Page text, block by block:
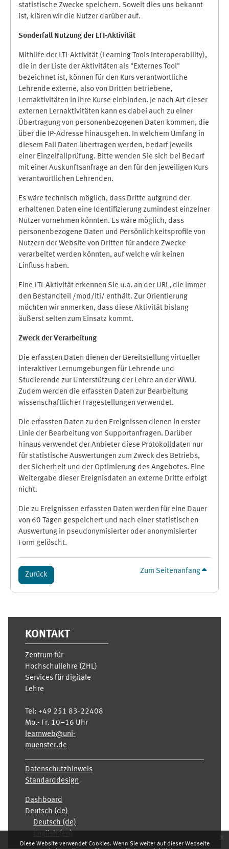
Diese Website verwendet Cookies. Wenn Sie weiter auf dieser Webseite
x
statistische Zwecke speichern. Soweit dies uns bekannt
ist, klären wir die Nutzer darüber auf.
Sonderfall Nutzung der LTI-Aktivität
Mithilfe der LTI-Aktivität (Learning Tools Interoperability),
die in der Liste der Aktivitäten als "Externes Tool"
bezeichnet ist, können für den Kurs verantwortliche
Lehrende externe, also von Dritten betriebene,
Lernaktivitäten in ihre Kurse einbinden. Je nach Art dieser
externen Lernaktivitäten kann es dabei auch zu einer
Übertragung von personenbezogenen Daten kommen, die
über die IP-Adresse hinausgehen. In welchem Umfang in
diesem Fall Daten übertragen werden, bedarf jeweils
einer Einzelfallprüfung. Bitte wenden Sie sich bei Bedarf
mit einer Auskunftsanfrage an den für den jeweiligen Kurs
verantwortlichen Lehrenden.
Es wäre technisch möglich, dass Dritte aufgrund der
erhaltenen Daten eine Identifizierung zumindest einzelner
Nutzer vornehmen könnten. Es wäre möglich, dass
personenbezogene Daten und Persönlichkeitsprofile von
Nutzern der Website von Dritten für andere Zwecke
verarbeitet werden könnten, auf welche wir keinen
Einfluss haben.
Eine LTI-Aktivität erkennen Sie u.a. an der URL, die immer
den Bestandteil /mod/lti/ enthält. Zur Orientierung
möchten wir anmerken, dass diese Aktivität bislang
äußerst selten zum Einsatz kommt.
Zweck der Verarbeitung
Die erfassten Daten dienen der Bereitstellung virtueller
interaktiver Lernumgebungen für Lehrende und
Studierende zur Unterstützung der Lehre an der WWU.
Zudem werden die erfassten Daten zur Bearbeitung
wissenschaftlicher Fragestellungen verwendet.
Die erfassten Daten zu den Ereignissen dienen in erster
Linie der Bearbeitung von Supportanfragen. Darüber
hinaus verwendet der Anbieter diese Protokolldaten nur
für statistische Auswertungen zum Zweck des Betriebs,
der Sicherheit und der Optimierung des Angebotes. Eine
Weitergabe dieser Ereignisdaten an externe Dritte erfolgt
nicht.
Die zu Ereignissen erfassten Daten werden für eine Dauer
von 60 Tagen gespeichert und nach einer statistischen
Auswertung in pseudonymisierter oder anonymisierter
Form gelöscht.
Zurück Zum Seitenanfang
KONTAKT
Zentrum für
Hochschullehre (ZHL)
Services für digitale
Lehre
Tel: +49 251 83-22408
Mo.- Fr. 10–16 Uhr
learnweb@uni-
muenster.de
Datenschutzhinweis
Standarddesign
Dashboard
Deutsch ‎(de)‎
Deutsch ‎(de)‎